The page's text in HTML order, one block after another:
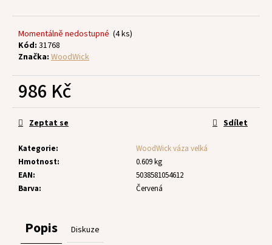
Momentálně nedostupné (4 ks)
Kód: 31768
Značka: WoodWick
986 Kč
Měrná
cena:
Kategorie:
WoodWick váza velká
Hmotnost:
0.609 kg
EAN:
5038581054612
Barva: Červená
Zeptat se Sdílet
Popis Diskuze
u
m